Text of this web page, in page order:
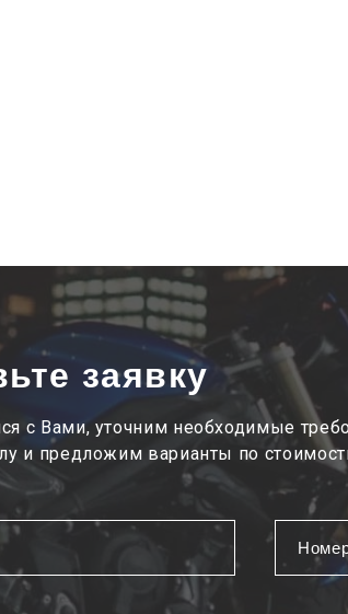
заявку
с Вами, уточним необходимые
и предложим варианты по